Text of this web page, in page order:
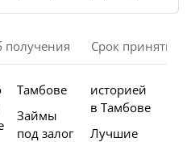
получения Срок принятия
Тамбове
Займы
под залог
историей
в Тамбове
Лучшие